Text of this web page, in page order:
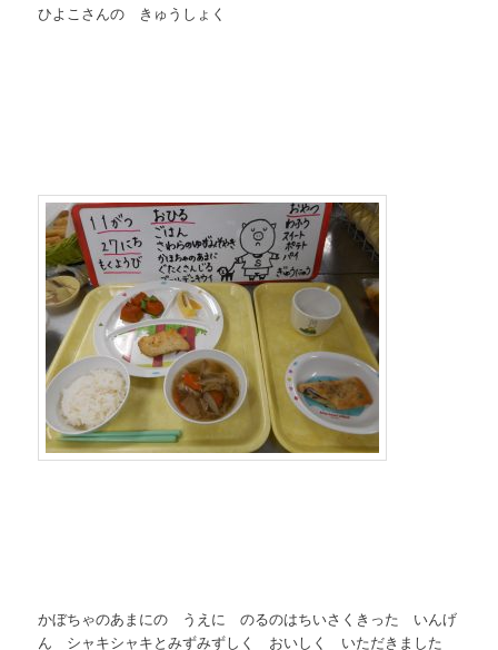
ひよこさんの きゅうしょく
かぼちゃのあまにの うえに のるのはちいさくきった いんげ
ん シャキシャキとみずみずしく おいしく いただきました